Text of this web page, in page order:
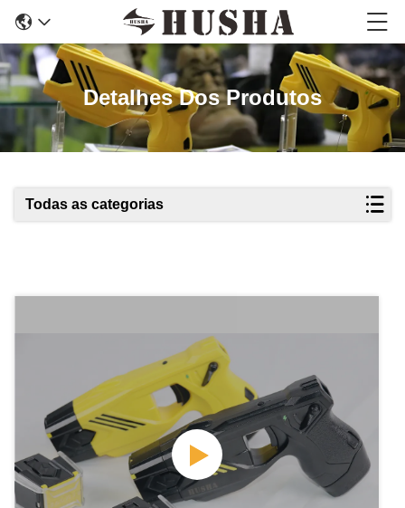
Detalhes Dos Produtos
Todas as categorias